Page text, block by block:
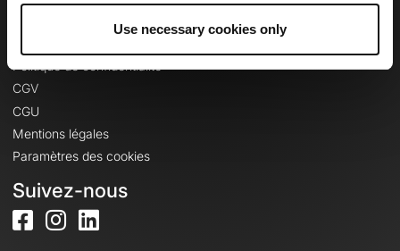
Use necessary cookies only
Informations légales
Politique de confidentialité
CGV
CGU
Mentions légales
Paramètres des cookies
Suivez-nous